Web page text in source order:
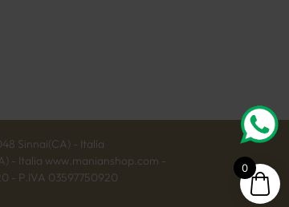
Sinnai(CA) - Italia
- Italia www.manianshop.com -
- P.IVA 03597750920
0